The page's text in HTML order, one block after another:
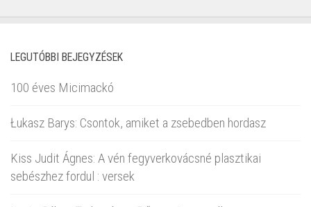
LEGUTÓBBI BEJEGYZÉSEK
100 éves Micimackó
Łukasz Barys: Csontok, amiket a zsebedben hordasz
Kiss Judit Ágnes: A vén fegyverkovácsné plasztikai
sebészhez fordul : versek